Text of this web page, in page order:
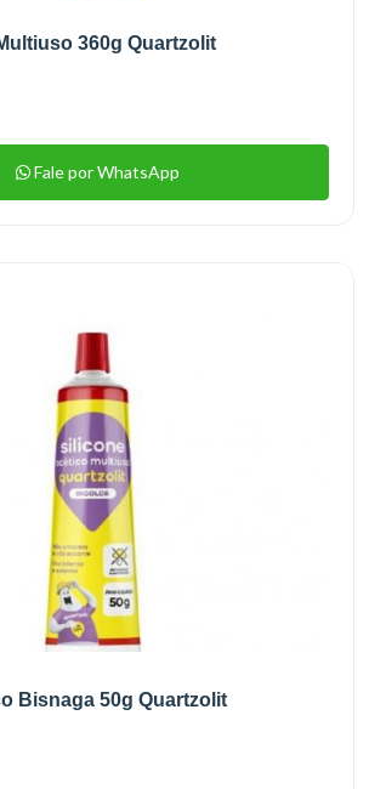
360g Quartzolit
Fale por WhatsApp
Bisnaga 50g Quartzolit